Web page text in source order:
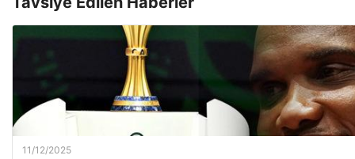
11/12/2025